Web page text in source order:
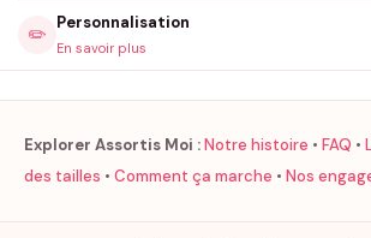
✏️
Personnalisation
En savoir plus
Explorer Assortis Moi :Notre histoire • FAQ •
des tailles • Comment ça marche • Nos